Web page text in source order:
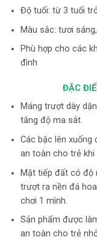
Độ tuổi: từ 3 tuổi
Màu sắc: tươi
Phù hợp cho các
đình
ĐẶC
Máng trượt dày
tăng độ ma sát.
Các bậc lên xuống
an toàn cho trẻ khi
Mặt tiếp đất có độ
trượt ra nền đá
chơi 1 mình.
Sản phẩm được
an toàn cho trẻ